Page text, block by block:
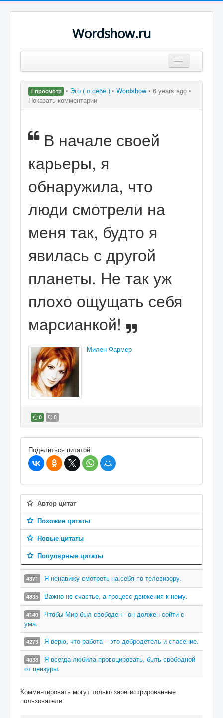
Wordshow.ru
Популярные цитаты
Поиск
1 просмотр • Эго ( о себе ) • Wordshow • 6 years ago •
Показать комментарии
В начале своей
карьеры, я
обнаружила, что
люди смотрели на
меня так, будто я
явилась с другой
планеты. Не так уж
плохо ощущать себя
марсианкой!
Милен Фармер
0 0
В избранное
Поделиться цитатой:
Автор цитат
Похожие цитаты
Новые цитаты
Популярные цитаты
4371 Я ненавижу смотреть на себя по телевизору.
4835 Важно не счастье, а процесс движения к нему.
4140
Чтобы Мир был свободен - он должен сойти с
ума.
4273 Я верю, что работа – это добродетель и спасение.
4038
Я всегда любила провоцировать, быть свободной
от цензуры.
Комментировать могут только зарегистрированные
пользователи